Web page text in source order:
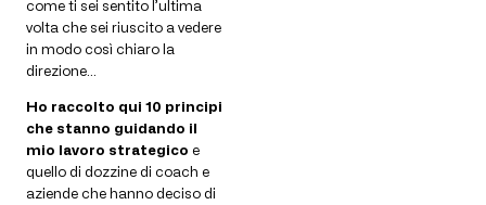
come ti sei sentito l’ultima
volta che sei riuscito a vedere
in modo così chiaro la
direzione…
Ho raccolto qui 10 principi
che stanno guidando il
mio lavoro strategico e
quello di dozzine di coach e
aziende che hanno deciso di